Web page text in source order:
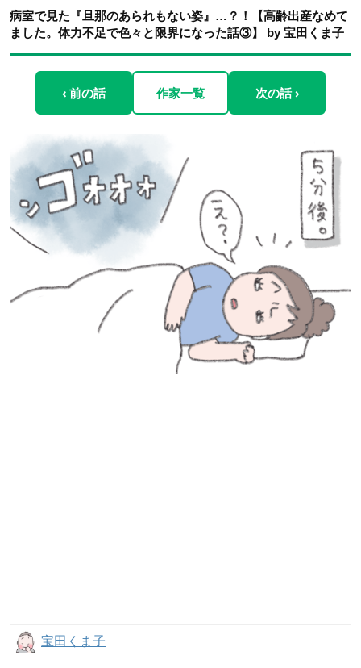
病室で見た『旦那のあられもない姿』…？！【高齢出産なめて
ました。体力不足で色々と限界になった話③】 by 宝田くま子
‹ 前の話 作家一覧 次の話 ›
宝田くま子